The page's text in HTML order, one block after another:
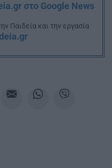
στο Google News
Παιδεία και την εργασία